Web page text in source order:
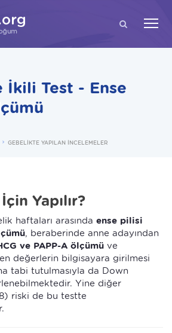
ARA
İkili Test - Ense
GEBELİKTE YAPILAN İNCELEMELER
Yapılır?
haftaları arasında ense pilisi
, beraberinde anne adayından
ve PAPP-A ölçümü ve
değerlerin bilgisayara girilmesi
tabi tutulmasıyla da Down
Yine diğer
riski de bu testte